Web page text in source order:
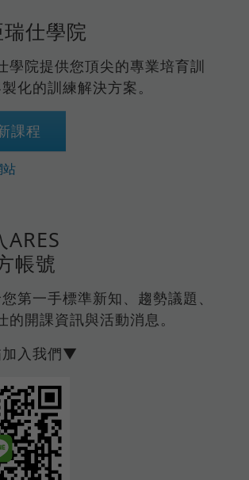
仕學院
學院提供您頂尖的專業培育訓
化的訓練解決方案。
課程
站
帳號
第一手標準新知、趨勢議題、
的開課資訊與活動消息。
入我們▼